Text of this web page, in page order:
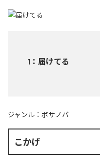
1 ： 届けてる
ジャンル： ボサノバ
こかげ